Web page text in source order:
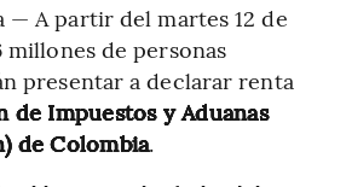
— A partir del martes 12 de
millones de personas
presentar a declarar renta
de Impuestos y Aduanas
de Colombia.